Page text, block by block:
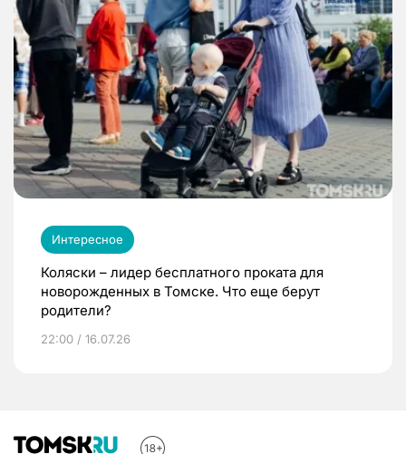
Интересное
Коляски – лидер бесплатного проката для
новорожденных в Томске. Что еще берут
родители?
22:00 / 16.07.26